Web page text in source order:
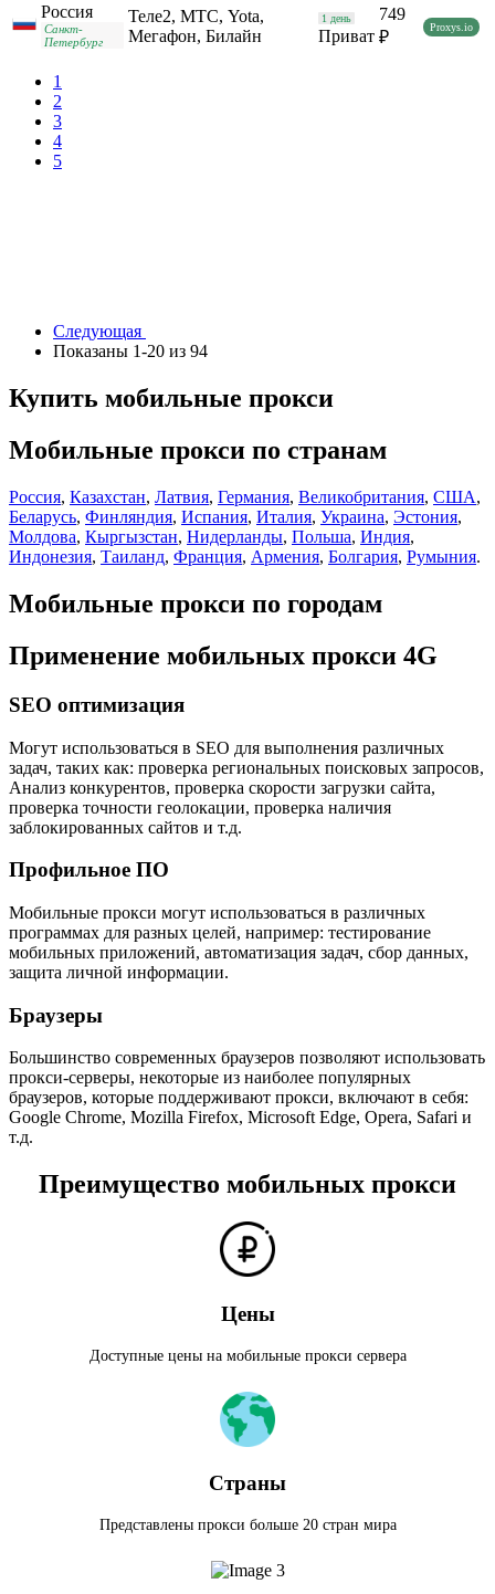
Россия
Санкт-
Петербург
Теле2, МТС, Yota,
Мегафон, Билайн
1 день
Приват
749
₽
Proxys.io
1
2
3
4
5
Следующая
Показаны 1-20 из 94
Купить мобильные прокси
Мобильные прокси по странам
Россия, Казахстан, Латвия, Германия, Великобритания, США,
Беларусь, Финляндия, Испания, Италия, Украина, Эстония,
Молдова, Кыргызстан, Нидерланды, Польша, Индия,
Индонезия, Таиланд, Франция, Армения, Болгария, Румыния.
Мобильные прокси по городам
Применение мобильных прокси 4G
SEO оптимизация
Могут использоваться в SEO для выполнения различных
задач, таких как: проверка региональных поисковых запросов,
Анализ конкурентов, проверка скорости загрузки сайта,
проверка точности геолокации, проверка наличия
заблокированных сайтов и т.д.
Профильное ПО
Мобильные прокси могут использоваться в различных
программах для разных целей, например: тестирование
мобильных приложений, автоматизация задач, сбор данных,
защита личной информации.
Браузеры
Большинство современных браузеров позволяют использовать
прокси-серверы, некоторые из наиболее популярных
браузеров, которые поддерживают прокси, включают в себя:
Google Chrome, Mozilla Firefox, Microsoft Edge, Opera, Safari и
т.д.
Преимущество мобильных прокси
Цены
Доступные цены на мобильные прокси сервера
Страны
Представлены прокси больше 20 стран мира